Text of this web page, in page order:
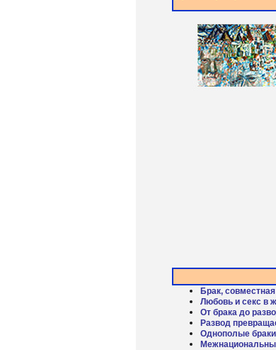
Брак,
Любовь и секс в
От брака до
Развод
Однополые